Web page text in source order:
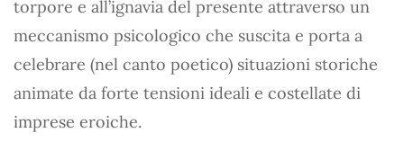
torpore e all’ignavia del presente attraverso un
meccanismo psicologico che suscita e porta a
celebrare (nel canto poetico) situazioni storiche
animate da forte tensioni ideali e costellate di
imprese eroiche.